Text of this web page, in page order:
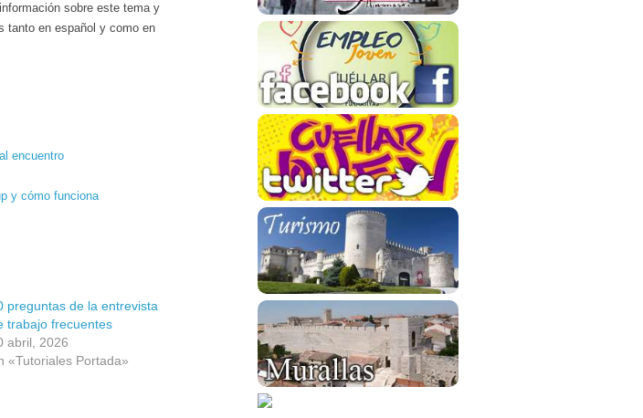
sobre este tema y
tanto en español y como en
encuentro
y cómo funciona
preguntas de la entrevista
trabajo frecuentes
abril, 2026
«Tutoriales Portada»